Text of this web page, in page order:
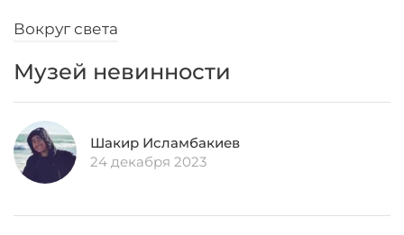
Вокруг света
Музей невинности
Шакир Исламбакиев
24 декабря 2023